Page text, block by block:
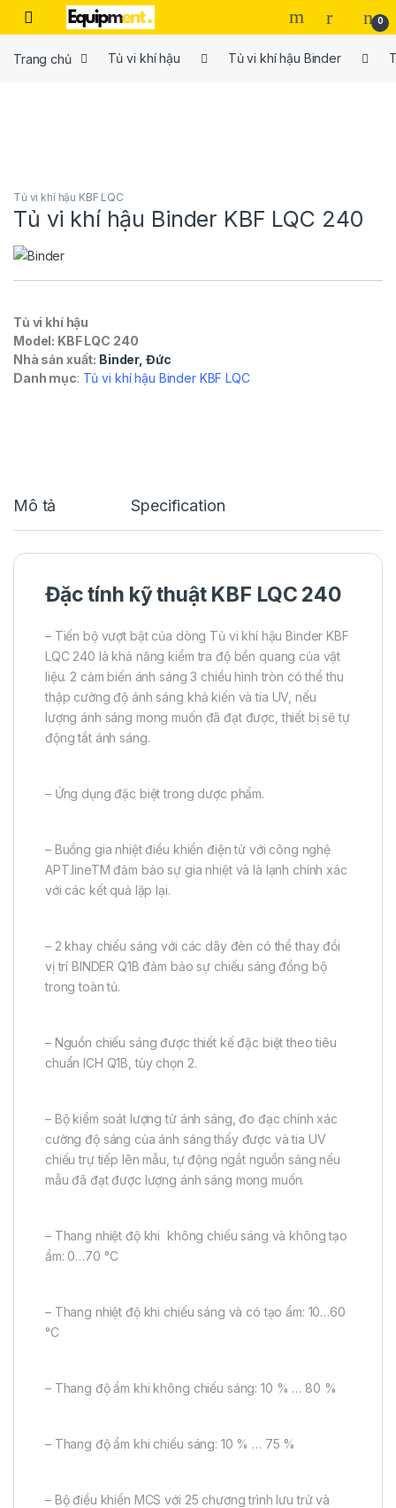
Skip to navigation
Skip to content
0
Trang chủ Tủ vi khí hậu Tủ vi khí hậu Binder
Tủ vi khí hậu KBF LQC
Tủ vi khí hậu Binder KBF LQC 240
Tủ vi khí hậu
Model: KBF LQC 240
Nhà sản xuất: Binder, Đức
Danh mục: Tủ vi khí hậu Binder KBF LQC
Mô tả Specification
Đặc tính kỹ thuật KBF LQC 240
– Tiến bộ vượt bật của dòng Tủ vi khí hậu Binder KBF
LQC 240 là khả năng kiểm tra độ bền quang của vật
liệu. 2 cảm biến ánh sáng 3 chiều hình tròn có thể thu
thập cường độ ánh sáng khả kiến và tia UV, nếu
lượng ánh sáng mong muốn đã đạt được, thiết bị sẽ tự
động tắt ánh sáng.
– Ứng dụng đặc biệt trong dược phẩm.
– Buồng gia nhiệt điều khiển điện tử với công nghệ
APT.lineTM đảm bảo sự gia nhiệt và là lạnh chính xác
với các kết quả lặp lại.
– 2 khay chiếu sáng với các dãy đèn có thể thay đổi
vị trí BINDER Q1B đảm bảo sự chiếu sáng đồng bộ
trong toàn tủ.
– Nguồn chiếu sáng được thiết kế đặc biệt theo tiêu
chuẩn ICH Q1B, tùy chọn 2.
– Bộ kiểm soát lượng tử ánh sáng, đo đạc chính xác
cường độ sáng của ánh sáng thấy được và tia UV
chiếu trự tiếp lên mẫu, tự động ngắt nguồn sáng nếu
mẫu đã đạt được lượng ánh sáng mong muốn.
– Thang nhiệt độ khi không chiếu sáng và không tạo
ẩm: 0…70 °C
– Thang nhiệt độ khi chiếu sáng và có tạo ẩm: 10…60
°C
– Thang độ ẩm khi không chiếu sáng: 10 % … 80 %
– Thang độ ẩm khi chiếu sáng: 10 % … 75 %
– Bộ điều khiển MCS với 25 chương trình lưu trử và